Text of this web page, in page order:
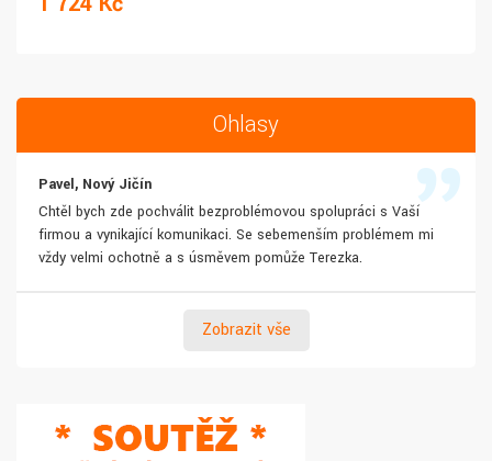
Ohlasy
Pavel, Nový Jičín
Chtěl bych zde pochválit bezproblémovou spolupráci s Vaší
firmou a vynikající komunikaci. Se sebemenším problémem mi
vždy velmi ochotně a s úsměvem pomůže Terezka.
Zobrazit vše